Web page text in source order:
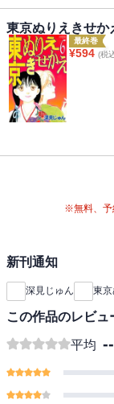
東京ぬりえきせか
最終巻
¥594 (税
※無料、予
新刊通知
深見じゅん 東京
この作品のレビュ
平均 --